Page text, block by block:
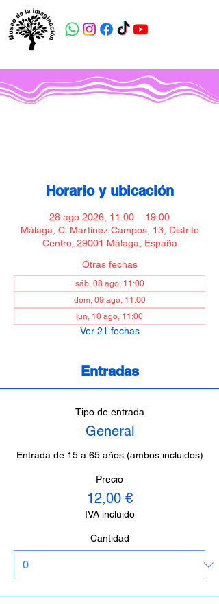
Horario y ubicación
28 ago 2026, 11:00 – 19:00
Málaga, C. Martínez Campos, 13, Distrito
Centro, 29001 Málaga, España
Otras fechas
sáb, 08 ago, 11:00
dom, 09 ago, 11:00
lun, 10 ago, 11:00
Ver 21 fechas
Entradas
Tipo de entrada
General
Entrada de 15 a 65 años (ambos incluidos)
Precio
12,00 €
IVA incluido
Cantidad